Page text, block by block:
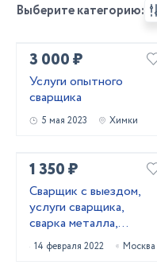
Выберите категорию:
3 000 ₽
Услуги опытного
сварщика
5 мая 2023 Химки
1 350 ₽
Сварщик с выездом,
услуги сварщика,
сварка металла,
ремонт ворот и
калиток
14 февраля 2022 Москва